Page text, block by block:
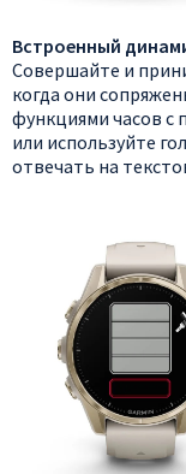
Встроенный
Совершайте и
когда они
функциями часов с
или используйте
отвечать на